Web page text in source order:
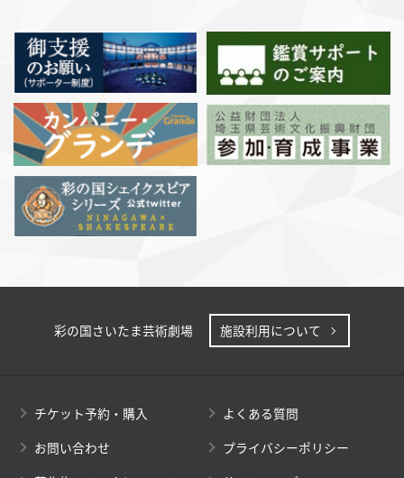
彩の国さいたま芸術劇場 施設利用について
チケット予約・購入
よくある質問
お問い合わせ
プライバシーポリシー